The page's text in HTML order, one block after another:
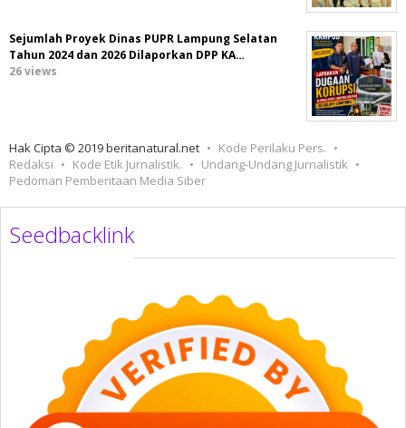
Sejumlah Proyek Dinas PUPR Lampung Selatan
Tahun 2024 dan 2026 Dilaporkan DPP KA…
26 views
Hak Cipta © 2019 beritanatural.net
Kode Perilaku Pers.
Redaksi
Kode Etik Jurnalistik.
Undang-Undang Jurnalistik
Pedoman Pemberitaan Media Siber
Seedbacklink